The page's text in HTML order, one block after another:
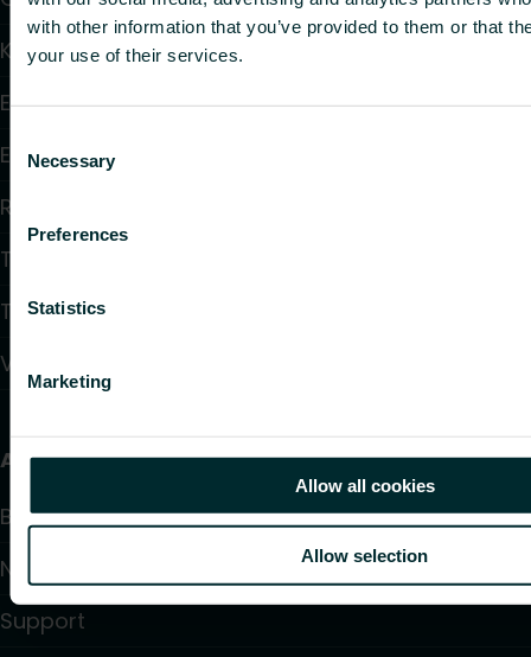
with other information that you’ve provided to them or that
your use of their services.
Selection
Necessary
Preferences
Statistics
Marketing
Allow all cookies
Allow selection
Konvektorer och fläktkonvektorer
Elektrisk uppvärmning
Elektronisk styrning
Reglering
Tappvattensystem
Takvärmesystem
Värmepumpar
Användbara länkar
Beräkningsprogram
Nedladdningar
Support